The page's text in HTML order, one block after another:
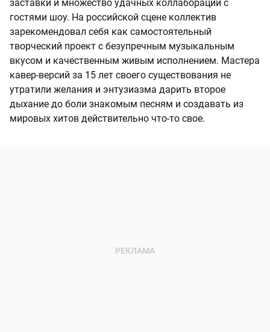
заставки и множество удачных коллабораций с
гостями шоу. На российской сцене коллектив
зарекомендовал себя как самостоятельный
творческий проект с безупречным музыкальным
вкусом и качественным живым исполнением. Мастера
кавер-версий за 15 лет своего существования не
утратили желания и энтузиазма дарить второе
дыхание до боли знакомым песням и создавать из
мировых хитов действительно что-то свое.